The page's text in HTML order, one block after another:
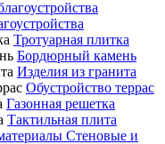
Тротуарная плитка
Бордюрный камень
Изделия из гранита
Обустройство террас
Газонная решетка
Тактильная плита
Стеновые и